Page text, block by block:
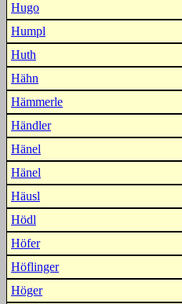
Hugo
Humpl
Huth
Hähn
Hämmerle
Händler
Hänel
Hänel
Häusl
Hödl
Höfer
Höflinger
Höger